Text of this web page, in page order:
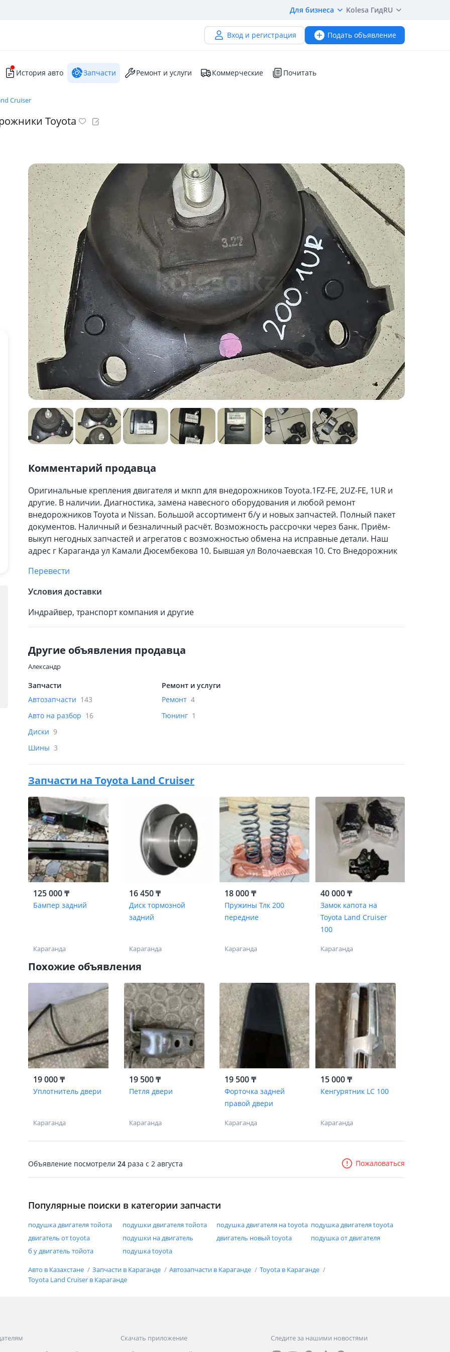
Для бизнеса Kolesa ГидRU
Вход и регистрация Подать объявление
История авто Запчасти Ремонт и услуги Коммерческие Почитать
Cruiser
Toyota
Комментарий продавца
Оригинальные крепления двигателя и мкпп для внедорожников Toyota.1FZ-FE, 2UZ-FE, 1UR и
другие. В наличии. Диагностика, замена навесного оборудования и любой ремонт
внедорожников Toyota и Nissan. Большой ассортимент б/у и новых запчастей. Полный пакет
документов. Наличный и безналичный расчёт. Возможность рассрочки через банк. Приём-
выкуп негодных запчастей и агрегатов с возможностью обмена на исправные детали. Наш
адрес г Караганда ул Камали Дюсембекова 10. Бывшая ул Волочаевская 10. Сто Внедорожник
Перевести
Условия доставки
Индрайвер, транспорт компания и другие
Другие объявления продавца
Александр
Запчасти
Автозапчасти 143
Авто на разбор 16
Диски 9
Шины 3
Ремонт и услуги
Ремонт 4
Тюнинг 1
Запчасти на Toyota Land Cruiser
125 000 ₸
Бампер задний
Караганда
16 450 ₸
Диск тормозной
задний
Караганда
18 000 ₸
Пружины Тлк 200
передние
Караганда
40 000 ₸
Замок капота на
Toyota Land Cruiser
100
Караганда
Похожие объявления
19 000 ₸
Уплотнитель двери
Караганда
19 500 ₸
Петля двери
Караганда
19 500 ₸
Форточка задней
правой двери
Караганда
15 000 ₸
Кенгурятник LC 100
Караганда
Объявление посмотрели 24 раза c 2 августа Пожаловаться
Популярные поиски в категории запчасти
подушка двигателя тойота подушки двигателя тойота подушка двигателя на toyota подушка двигателя toyota
двигатель от toyota
подушки на двигатель двигатель новый toyota
подушка от двигателя
б у двигатель тойота
подушка toyota
Авто в Казахстане Запчасти в Караганде Автозапчасти в Караганде
Toyota в Караганде
Toyota Land Cruiser в Караганде
Скачать приложение
Следите за нашими новостями